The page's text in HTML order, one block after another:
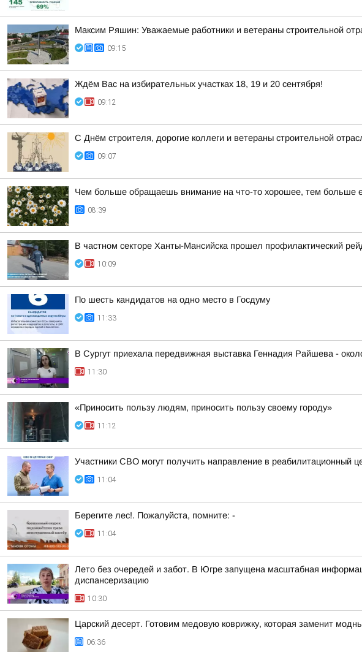
Максим Ряшин: Уважаемые работники и ветераны строительной
09:15
Ждём Вас на избирательных участках 18, 19 и 20 сентября!
09:12
С Днём строителя, дорогие коллеги и ветераны строительной
09:07
Чем больше обращаешь внимание на что-то хорошее, тем больше
08:39
В частном секторе Ханты-Мансийска прошел профилактический
10:09
По шесть кандидатов на одно место в Госдуму
11:33
В Сургут приехала передвижная выставка Геннадия Райшева -
11:30
«Приносить пользу людям, приносить пользу своему городу»
11:12
Участники СВО могут получить направление в реабилитационный
11:04
Берегите лес!. Пожалуйста, помните: -
11:04
Лето без очередей и забот. В Югре запущена масштабная
диспансеризацию
10:30
Царский десерт. Готовим медовую коврижку, которая заменит
06:36